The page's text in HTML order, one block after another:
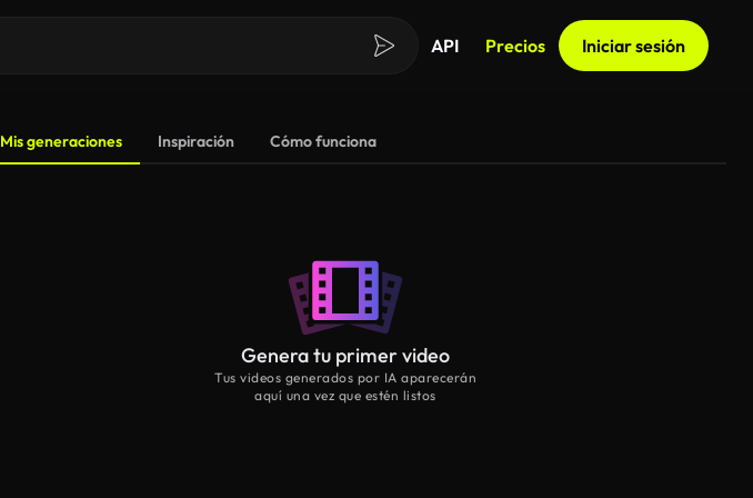
API Precios Iniciar sesión
Mis generaciones Inspiración Cómo funciona
Genera tu primer video
Tus videos generados por IA aparecerán
aquí una vez que estén listos